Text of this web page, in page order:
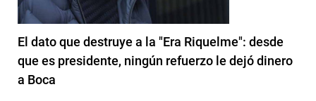
El dato que destruye a la "Era Riquelme": desde
que es presidente, ningún refuerzo le dejó dinero
a Boca